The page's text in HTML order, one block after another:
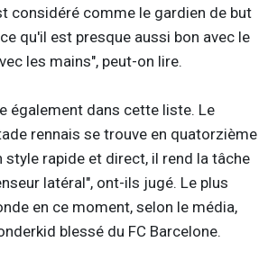
considéré comme le gardien de but
qu'il est presque aussi bon avec le
les mains", peut-on lire.
également dans cette liste. Le
rennais se trouve en quatorzième
style rapide et direct, il rend la tâche
latéral", ont-ils jugé. Le plus
en ce moment, selon le média,
blessé du FC Barcelone.